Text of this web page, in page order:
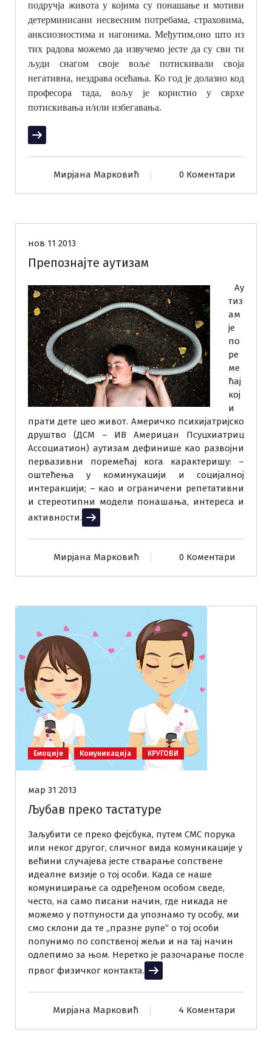
подручја живота у којима су понашање и мотиви
детерминисани несвесним потребама, страховима,
анксиозностима и нагонима. Међутим,оно што из
тих радова можемо да извучемо јесте да су сви ти
људи снагом своје воље потискивали своја
негативна, нездрава осећања. Ко год је долазио код
професора тада, вољу је користио у сврхе
потискивања и/или избегавања.
Прочитај више
Мирјана Марковић 0 Коментари
нов 11 2013
Препознајте аутизам
Ау
тиз
ам
је
по
ре
ме
ћај
кој
и
прати дете цео живот. Америчко психијатријско
друштво (ДСМ – ИВ Америцан Псyцхиатриц
Ассоциатион) аутизам дефинише као развојни
первазивни поремећај кога карактеришу: –
оштећења у коминукацији и социјалној
интеракцији; – као и ограничени репетативни
и стереотипни модели понашања, интереса и
активности. Прочитај више
Мирјана Марковић 0 Коментари
Емоције Комуникација КРУГОВИ
мар 31 2013
Љубав преко тастатуре
Заљубити се преко фејсбука, путем СМС порука
или неког другог, сличног вида комуникације у
већини случајева јесте стварање сопствене
идеалне визије о тој особи. Када се наше
комуницирање са одређеном особом сведе,
често, на само писани начин, где никада не
можемо у потпуности да упознамо ту особу, ми
смо склони да те „празне рупе“ о тој особи
попунимо по сопственој жељи и на тај начин
одлепимо за њом. Неретко је разочарање после
првог физичког контакта. Прочитај више
Мирјана Марковић 4 Коментари